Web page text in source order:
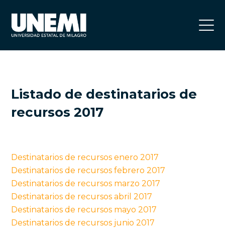
Listado de destinatarios de
recursos 2017
Destinatarios de recursos enero 2017
Destinatarios de recursos febrero 2017
Destinatarios de recursos marzo 2017
Destinatarios de recursos abril 2017
Destinatarios de recursos mayo 2017
Destinatarios de recursos junio 2017